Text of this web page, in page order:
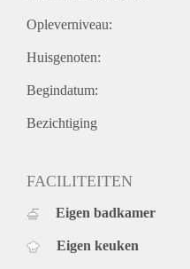
Opleverniveau:
Huisgenoten:
Begindatum:
Bezichtiging
FACILITEITEN
Eigen badkamer
Eigen keuken